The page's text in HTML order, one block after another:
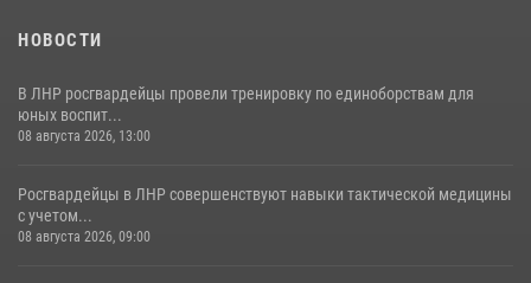
НОВОСТИ
В ЛНР росгвардейцы провели тренировку по единоборствам для
юных воспит...
08 августа 2026, 13:00
Росгвардейцы в ЛНР совершенствуют навыки тактической медицины
с учетом...
08 августа 2026, 09:00